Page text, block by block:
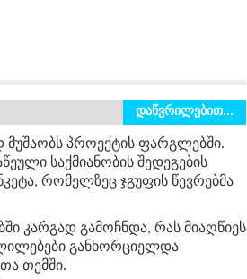
დაწვრილებით...
მუშაობს პროექტის ფარგლებში.
საქმიანობის შედეგების
რომელზეც ჯგუფის წევრებმა
კარგად გამოჩნდა, რას მიაღწიეს
განხორციელდა
თემში.